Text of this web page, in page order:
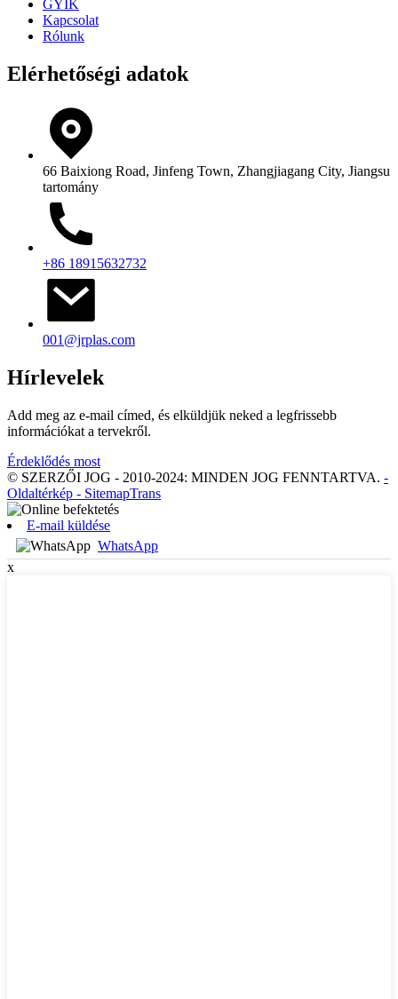
GYIK
Kapcsolat
Rólunk
Elérhetőségi adatok
66 Baixiong Road, Jinfeng Town, Zhangjiagang City, Jiangsu
tartomány
+86 18915632732
001@jrplas.com
Hírlevelek
Add meg az e-mail címed, és elküldjük neked a legfrissebb
információkat a tervekről.
Érdeklődés most
© SZERZŐI JOG - 2010-2024: MINDEN JOG FENNTARTVA. -
Oldaltérkép - SitemapTrans
E-mail küldése
WhatsApp
x